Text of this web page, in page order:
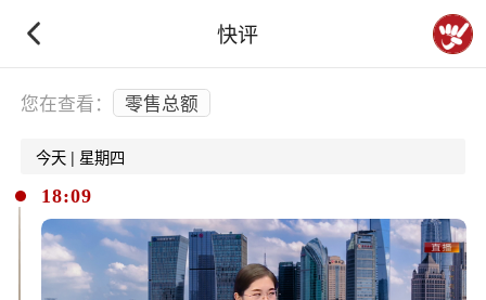
快评
下拉刷新
您在查看： 零售总额
今天 | 星期四
18:09